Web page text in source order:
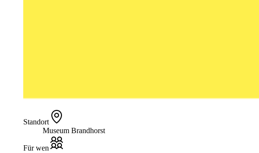
Standort
Museum Brandhorst
Für wen